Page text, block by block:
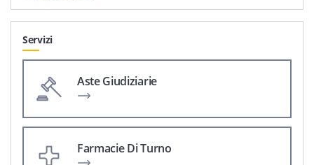
Servizi
Aste Giudiziarie
Farmacie Di Turno